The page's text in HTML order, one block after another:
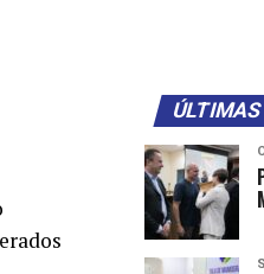
ÚLTIMAS